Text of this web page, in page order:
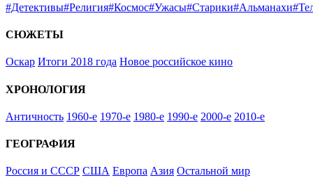
#Детективы#Религия#Космос#Ужасы#Старики#Альманахи
СЮЖЕТЫ
Оскар Итоги 2018 года Новое российское кино
ХРОНОЛОГИЯ
Античность 1960-е 1970-е 1980-е 1990-е 2000-е 2010-е
ГЕОГРАФИЯ
Россия и СССР США Европа Азия Остальной мир